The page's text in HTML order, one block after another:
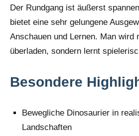
Der Rundgang ist äußerst
bietet eine sehr gelungene
Anschauen und Lernen. Man wird
überladen, sondern lernt
Besondere
Bewegliche Dinosaurier in
Landschaften